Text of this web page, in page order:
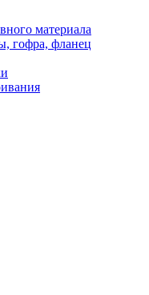
материала
гофра, фланец